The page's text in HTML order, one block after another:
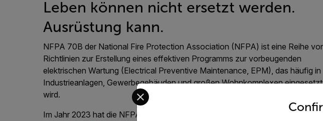
Leben können nicht ersetzt werden.
Ausrüstung kann.
NFPA 70B der National Fire Protection Association (NFPA) ist eine Reihe
Richtlinien zur Erstellung eines effektiven Programms zur vorbeugenden
elektrischen Wartung (Electrical Preventive Maintenance, EPM), das häufig in
Industrieanlagen, Gewerbegebäuden und großen Wohnkomplexen eingesetzt
wird.
Im Jahr 2023 hat die NFPA eine Pflicht zur
Select your preferred country and language from